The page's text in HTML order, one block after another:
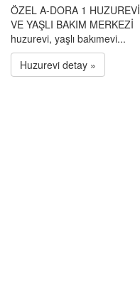
ÖZEL A-DORA 1 HUZUREVİ
VE YAŞLI BAKIM MERKEZİ
huzurevi, yaşlı bakımevi...
Huzurevi detay »